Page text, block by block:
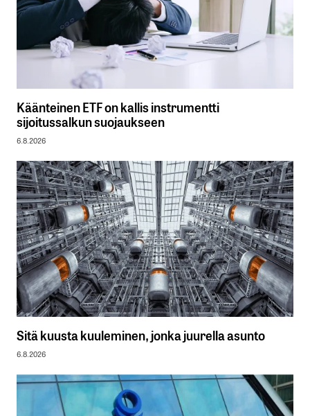
Käänteinen ETF on kallis instrumentti
sijoitussalkun suojaukseen
6.8.2026
Sitä kuusta kuuleminen, jonka juurella asunto
6.8.2026